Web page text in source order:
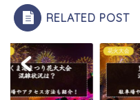
RELATED POST
花火大会